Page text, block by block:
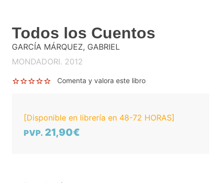
Todos los Cuentos
GARCÍA MÁRQUEZ, GABRIEL
MONDADORI. 2012
Comenta y valora este libro
[Disponible en librería en 48-72 HORAS]
PVP. 21,90€